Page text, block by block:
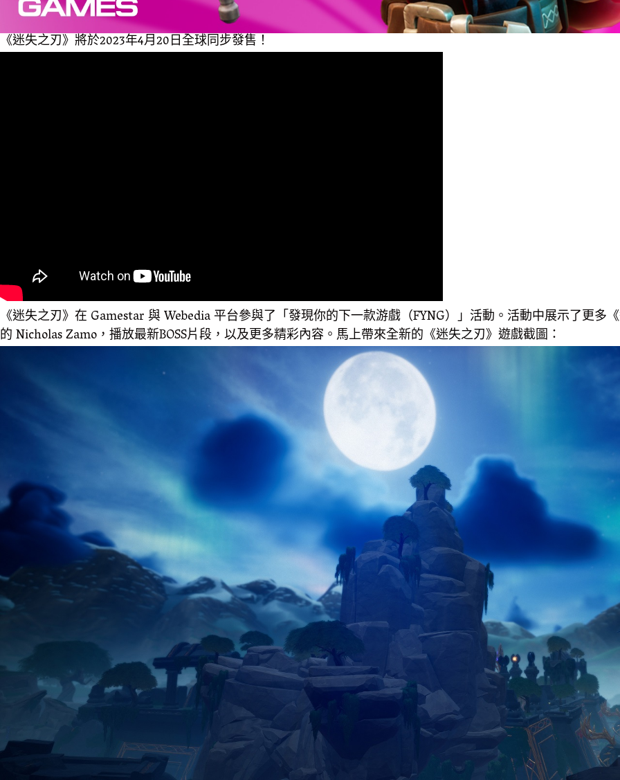
《迷失之刃》將於2023年4月20日全球同步發售！
《迷失之刃》在 Gamestar 與 Webedia 平台參與了「發現你的下一款游戲（FYNG）」活動。活動中展示了更
的 Nicholas Zamo，播放最新BOSS片段，以及更多精彩內容。馬上帶來全新的《迷失之刃》遊戲截圖：